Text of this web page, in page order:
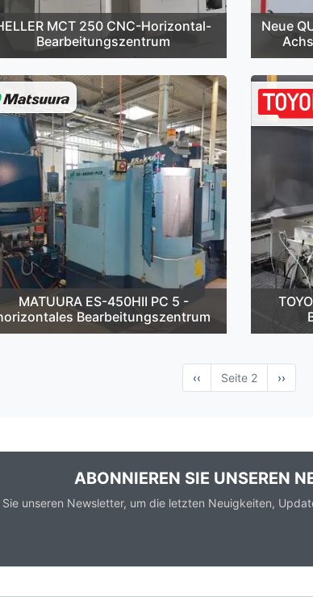
MCT 250 CNC-Horizontal-
Bearbeitungszentrum
Neue
MATUURA ES-450HII PC 5 -
Bearbeitungszentrum
Vorherige
Seite
‹‹ Seite 2
Seite
››
ABONNIEREN SIE UNSEREN
Sie unseren Newsletter, um die letzten Neuigkeiten,